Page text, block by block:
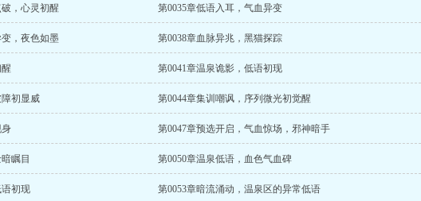
，心灵初醒 第0035章低语入耳，气血异变
，夜色如墨 第0038章血脉异兆，黑猫探踪
第0041章温泉诡影，低语初现
初显威 第0044章集训嘲讽，序列微光初觉醒
身 第0047章预选开启，气血惊场，邪神暗手
瞩目 第0050章温泉低语，血色气血碑
初现 第0053章暗流涌动，温泉区的异常低语